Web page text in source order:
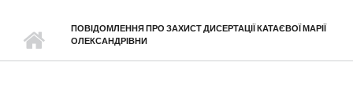
ПОВІДОМЛЕННЯ ПРО ЗАХИСТ ДИСЕРТАЦІЇ КАТАЄВОЇ МАРІЇ
ОЛЕКСАНДРІВНИ